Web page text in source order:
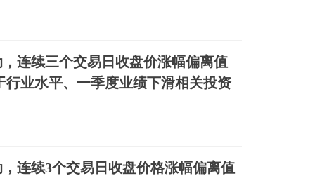
连续三个交易日收盘价涨幅偏离值
业水平、一季度业绩下滑相关投资
连续3个交易日收盘价格涨幅偏离值